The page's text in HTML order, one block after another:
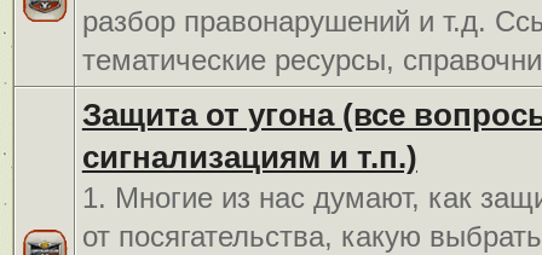
разбор правонарушений и т.д.
тематические ресурсы,
Защита от угона (все
сигнализациям и т.п.)
1. Многие из нас думают, как
от посягательства, какую